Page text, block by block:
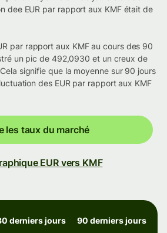
dee EUR par rapport aux KMF était de
par rapport aux KMF au cours des 90
un pic de 492,0930 et un creux de
signifie que la moyenne sur 90 jours
des EUR par rapport aux KMF
les taux du marché
EUR vers KMF
derniers jours 90 derniers jours